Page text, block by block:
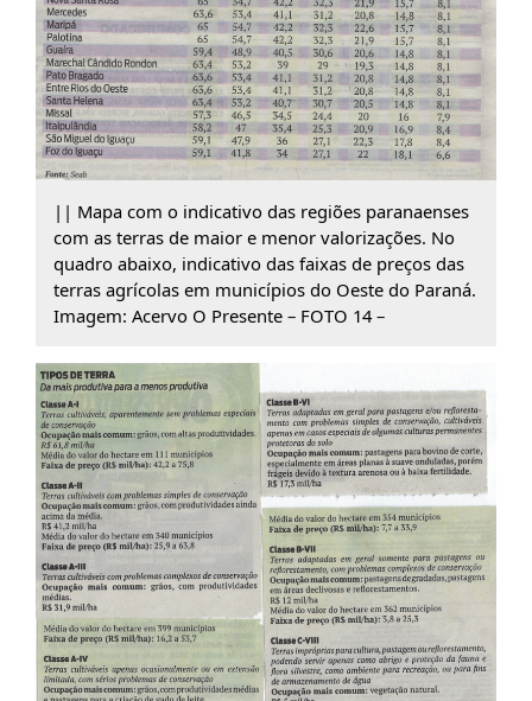
|| Mapa com o indicativo das regiões paranaenses
com as terras de maior e menor valorizações. No
quadro abaixo, indicativo das faixas de preços das
terras agrícolas em municípios do Oeste do Paraná.
Imagem: Acervo O Presente – FOTO 14 –